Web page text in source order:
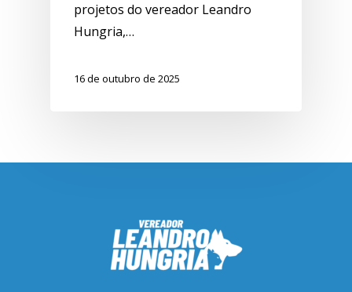
projetos do vereador Leandro
Hungria,…
16 de outubro de 2025